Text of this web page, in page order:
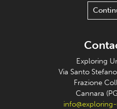
Exploring
Via Santo
Frazione
Cannara